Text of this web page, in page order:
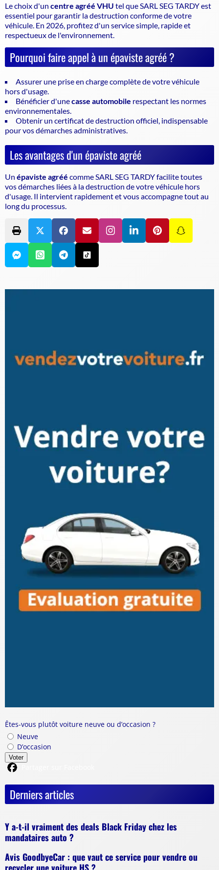
Le choix d'un centre agréé VHU tel que SARL SEG TARDY est
essentiel pour garantir ladestruction conforme de votre
véhicule . En 2026, profitez d'un service simple, rapide et
respectueux de l'environnement.
Pourquoi faire appel à un épaviste agréé ?
Assurer une prise en charge complète de votre véhicule
hors d'usage.
Bénéficier d'unecasse automobile respectant les normes
environnementales.
Obtenir un certificat de destruction officiel, indispensable
pour vos démarches administratives.
Les avantages d'un épaviste agréé
Un épaviste agréé comme SARL SEG TARDY facilite toutes
vos démarches liées à la destruction de votre véhicule hors
d'usage. Il intervient rapidement et vous accompagne tout au
long du processus.
Êtes-vous plutôt voiture neuve ou d’occasion ?
Neuve
D’occasion
Voter
Derniers articles
Y a-t-il vraiment des deals Black Friday chez les
mandataires auto ?
Avis GoodbyeCar : que vaut ce service pour vendre ou
recycler une voiture HS ?